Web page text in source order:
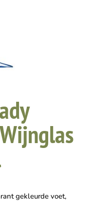
gekleurde voet,